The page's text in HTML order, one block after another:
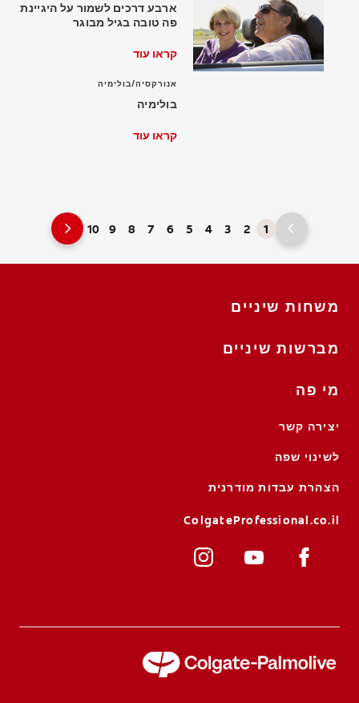
ארבע דרכים לשמור על היגיינת
פה טובה בגיל מבוגר
קראו עוד
אנורקסיה/בולימיה
בולימיה
קראו עוד
1
2
3
4
5
6
7
8
9
10
משחות שיניים
מברשות שיניים
מי פה
יצירה קשר
לשינוי שפה
הצהרת עבדות מודרנית
ColgateProfessional.co.il